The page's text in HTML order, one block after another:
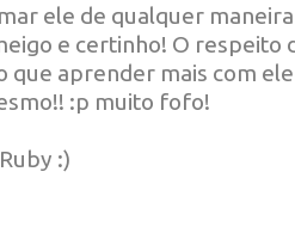
ele de qualquer
e certinho! O respeito
que aprender mais com
:p muito fofo!
:)